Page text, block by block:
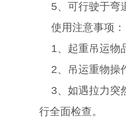
5、可行驶于弯
使用注意事项：
1、起重吊运物
2、吊运重物操
3、如遇拉力突
行全面检查。